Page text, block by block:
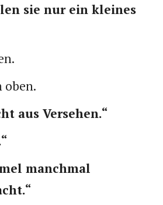
sie nur ein kleines
oben.
aus Versehen.“
manchmal